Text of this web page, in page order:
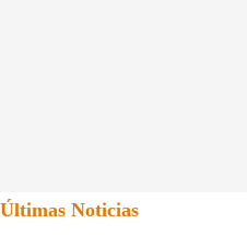
Últimas Noticias